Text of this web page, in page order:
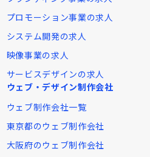
プロモーション事業の求人
システム開発の求人
映像事業の求人
サービスデザインの求人
ウェブ・デザイン制作会社
ウェブ制作会社一覧
東京都のウェブ制作会社
大阪府のウェブ制作会社